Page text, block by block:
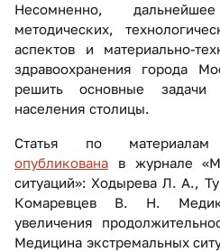
Несомненно,
методических,
аспектов и материально-
здравоохранения города
решить основные задачи
населения столицы.
Статья по материалам
опубликована в журнале
ситуаций»: Ходырева Л. А.,
Комаревцев В. Н.
увеличения
Медицина экстремальных